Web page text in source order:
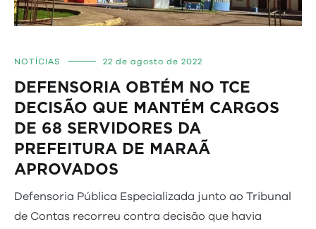
NOTÍCIAS 22 de agosto de 2022
DEFENSORIA OBTÉM NO TCE
DECISÃO QUE MANTÉM CARGOS
DE 68 SERVIDORES DA
PREFEITURA DE MARAÃ
APROVADOS
Defensoria Pública Especializada junto ao Tribunal
de Contas recorreu contra decisão que havia